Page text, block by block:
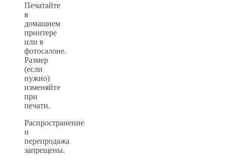
Печатайте
в
домашнем
принтере
или в
фотосалоне.
Размер
(если
нужно)
изменяйте
при
печати.
Распространение
и
перепродажа
запрещены.